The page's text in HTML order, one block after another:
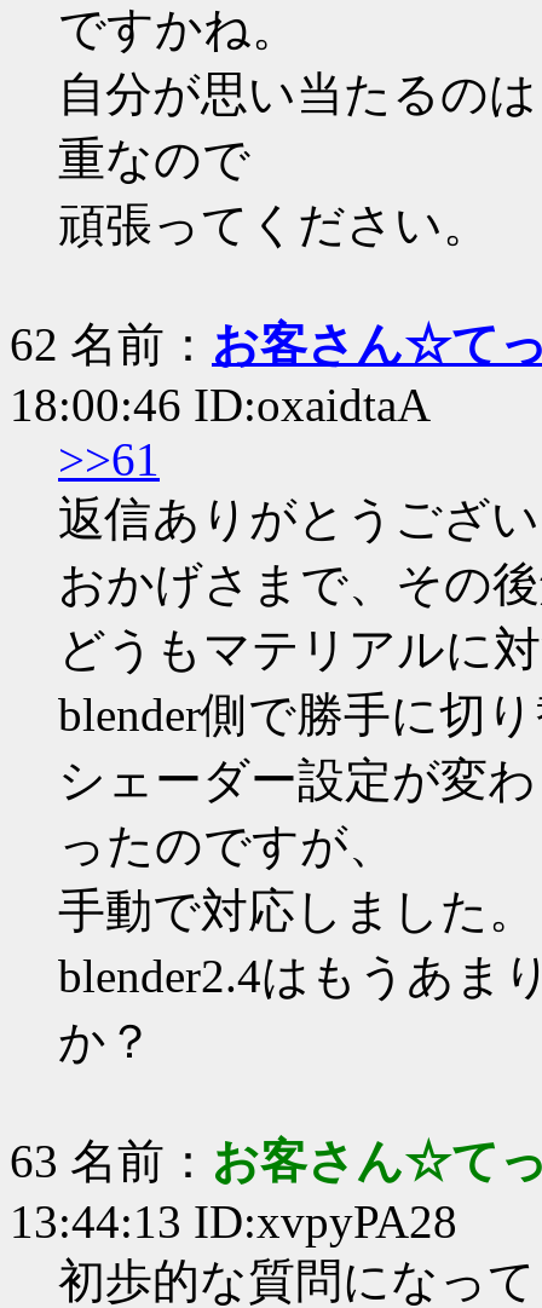
ですかね。
自分が思い当たるの
重なので
頑張ってください。
62 名前： お客さん☆て
18:00:46 ID:oxaidtaA
>>61
返信ありがとうござ
おかげさまで、その
どうもマテリアルに
blender側で勝手に切
シェーダー設定が変
ったのですが、
手動で対応しました。
blender2.4はもうあま
か？
63 名前： お客さん☆て
13:44:13 ID:xvpyPA28
初歩的な質問になっ